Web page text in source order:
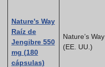
Nature's Way
Raíz de
Jengibre 550
mg (180
cápsulas)
Nature’s Way
(EE. UU.)